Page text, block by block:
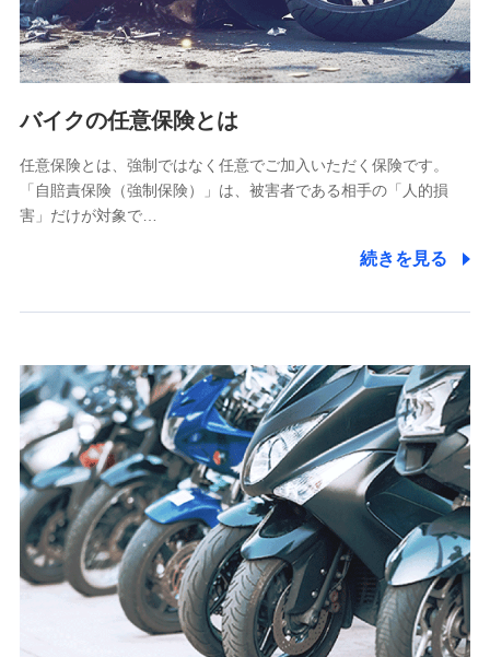
(https://pshoken.co.jp/)
リトルファミリー少額短期保険株式会社
(https://www.littlefamily-ssi.com/)
2.共同募集を行う代理店から受領する個人情報
郵便、電話、およびＥメール等により、当社と取引のあるも
しくは委託を受けている保険会社・提携会社の保険その他に
関する情報を提供し、金融商品等の契約を勧奨するため、ま
た維持管理等の委託業務遂行のため、またそれらに付帯、関
（なお、当社は複数の保険会社と取引があり、取得した個人
3.セミナー募集サイトから取得した個人情報
各種セミナーの案内、開催のため
上記に係る連絡・手続き・管理等付帯業務を行うため
4.家族・友達紹介にて取得した個人情報
被紹介者への連絡、及び当社と取引のあるもしくは委託を受
けている保険会社・提携会社の保険その他に関する情報を提
供し、金融商品等の契約を勧奨するため
アンケートやキャンペーン等の実施のため
上記に係る連絡・手続き・管理等付帯業務を行うため
5.通話録音にて取得する情報
バイクの任意保険とは
任意保険とは、強制ではなく任意でご加入いただく保険です。
「自賠責保険（強制保険）」は、被害者である相手の「人的損
害」だけが対象で…
続きを見る